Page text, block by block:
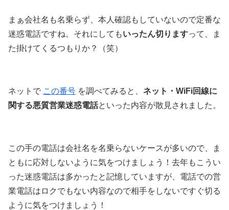
まぁ会社名も名乗らず、本人確認もしていないので定番な
迷惑電話ですね。それにしてもいったん切りますって、ま
た掛けてくるつもりか？（笑）
ネットで この番号 を調べてみると、 ネット・WiFi回線に
関する悪質営業迷惑電話といった内容が散見されました。
この手の電話は会社名を名乗らないケースが多いので、ま
ともに応対しないように気をつけましょう！去年もこうい
った迷惑電話は多かったと記憶していますが、電話での営
業電話はロクでもない内容なので相手をしないですぐ切る
ように気をつけましょう！